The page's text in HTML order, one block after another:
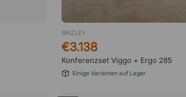
BRIZLEY
Konferenzset Viggo + Ergo 285
€3.138
Einige Varianten auf Lager